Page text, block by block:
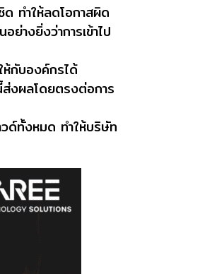
ทำให้ลดโอกาสผิด
างยิ่งว่าการเข้าไป
ห้กับองค์กรได้
งผลโดยตรงต่อการ
ด์ทั้งหมด ทำให้บริษัท